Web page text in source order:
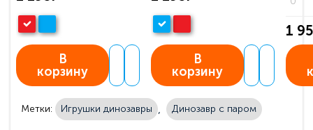
В
корзину
В
корзину
1
Метки: Игрушки динозавры Динозавр с паром